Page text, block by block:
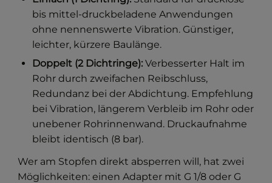
bis mittel-druckbeladene Anwendungen
ohne nennenswerte Vibration. Günstiger,
leichter, kürzere Baulänge.
Doppelt (2 Dichtringe): Verbesserter Halt im
Rohr durch zweifachen Reibschluss,
Redundanz bei der Abdichtung. Empfehlung
bei Vibration, längerem Verbleib im Rohr oder
unebener Rohrinnenwand. Druckaufnahme
bleibt identisch (8 bar).
Wer am Stopfen direkt absperren will, hat zwei
Möglichkeiten: einen Adapter mit G 1/8 oder G